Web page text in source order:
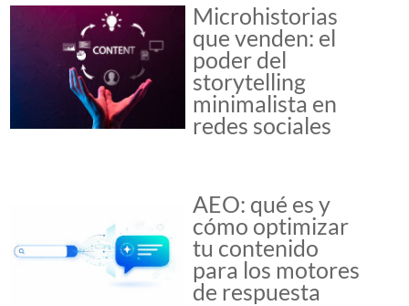
Microhistorias
que venden: el
poder del
storytelling
minimalista en
redes sociales
AEO: qué es y
cómo optimizar
tu contenido
para los motores
de respuesta